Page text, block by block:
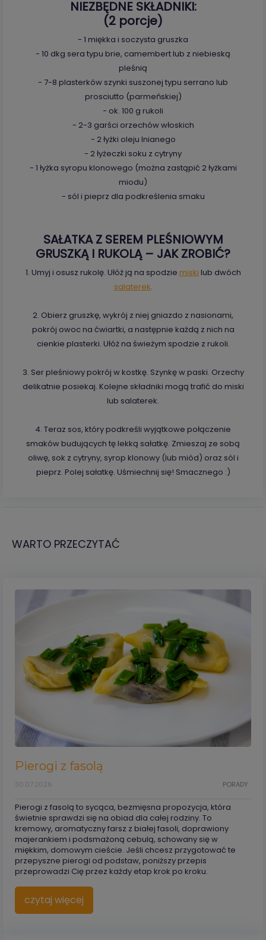
NIEZBĘDNE SKŁADNIKI:
(2 porcje)
- 1 miękka i soczysta gruszka
- 10 dkg sera typu brie, camembert lub z niebieską
pleśnią
- 7-8 plasterków szynki suszonej typu serrano lub
prosciutto (parmeńskiej)
- ok. 100 g rukoli
- 2-3 garści orzechów włoskich
- 2 łyżki oleju lnianego
- 2 łyżeczki soku z cytryny
- 1 łyżka syropu klonowego (można zastąpić 2 łyżkami
miodu)
- sól i pieprz dla podkreślenia smaku
SAŁATKA Z SEREM PLEŚNIOWYM
GRUSZKĄ I RUKOLĄ – JAK ZROBIĆ?
1. Umyj i osusz rukolę. Ułóż ją na spodzie miski lub dwóch
salaterek.
2. Obierz gruszkę, wykrój z niej gniazdo z nasionami,
pokrój owoc na ćwiartki, a następnie każdą z nich na
cienkie plasterki. Ułóż na świeżym spodzie z rukoli.
3. Ser pleśniowy pokrój w kostkę. Szynkę w paski. Orzechy
delikatnie posiekaj. Kolejne składniki mogą trafić do miski
lub salaterek.
4. Teraz sos, który podkreśli wyjątkowe połączenie
smaków budujących tę lekką sałatkę. Zmieszaj ze sobą
oliwę, sok z cytryny, syrop klonowy (lub miód) oraz sól i
pieprz. Polej sałatkę. Uśmiechnij się! Smacznego :)
WARTO PRZECZYTAĆ
Pierogi z fasolą
PORADY
30.07.2026
Pierogi z fasolą to sycąca, bezmięsna propozycja, która
świetnie sprawdzi się na obiad dla całej rodziny. To
kremowy, aromatyczny farsz z białej fasoli, doprawiony
majerankiem i podsmażoną cebulą, schowany się w
miękkim, domowym cieście. Jeśli chcesz przygotować te
przepyszne pierogi od podstaw, poniższy przepis
przeprowadzi Cię przez każdy etap krok po kroku.
czytaj więcej